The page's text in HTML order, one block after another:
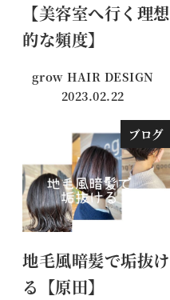
【美容室へ行く理想
的な頻度】
grow HAIR DESIGN
投稿日
2023.02.22
ブログ
地毛風暗髪で垢抜け
る【原田】